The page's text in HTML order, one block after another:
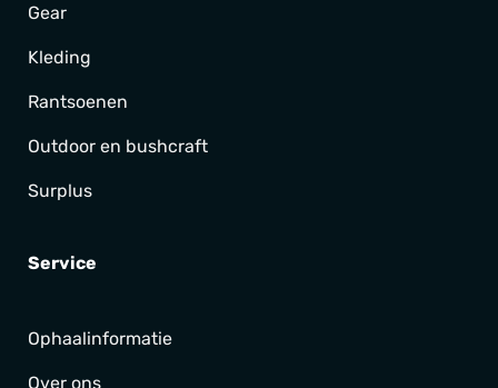
Gear
Kleding
Rantsoenen
Outdoor en bushcraft
Surplus
Service
Ophaalinformatie
Over ons